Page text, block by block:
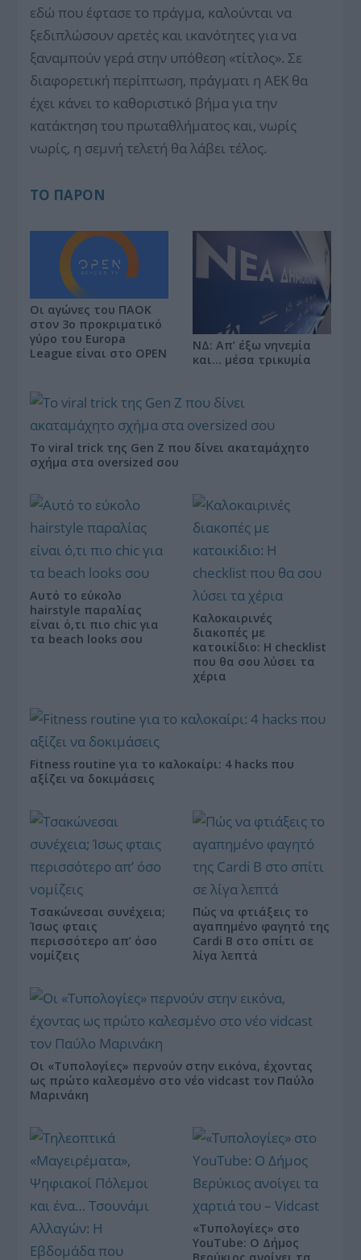
εδώ που έφτασε το πράγμα, καλούνται να
ξεδιπλώσουν αρετές και ικανότητες για να
ξαναμπούν γερά στην υπόθεση «τίτλος». Σε
διαφορετική περίπτωση, πράγματι η ΑΕΚ θα
έχει κάνει το καθοριστικό βήμα για την
κατάκτηση του πρωταθλήματος και, νωρίς
νωρίς, η σεμνή τελετή θα λάβει τέλος.
ΤΟ ΠΑΡΟΝ
Οι αγώνες του ΠΑΟΚ
στον 3ο προκριματικό
γύρο του Europa
League είναι στο OPEN
ΝΔ: Απ’ έξω νηνεμία
και… μέσα τρικυμία
Το viral trick της Gen Z που δίνει ακαταμάχητο
σχήμα στα oversized σου
Αυτό το εύκολο
hairstyle παραλίας
είναι ό,τι πιο chic για
τα beach looks σου
Καλοκαιρινές
διακοπές με
κατοικίδιο: Η checklist
που θα σου λύσει τα
χέρια
Fitness routine για το καλοκαίρι: 4 hacks που
αξίζει να δοκιμάσεις
Τσακώνεσαι συνέχεια;
Ίσως φταις
περισσότερο απ’ όσο
νομίζεις
Πώς να φτιάξεις το
αγαπημένο φαγητό της
Cardi B στο σπίτι σε
λίγα λεπτά
Οι «Τυπολογίες» περνούν στην εικόνα, έχοντας
ως πρώτο καλεσμένο στο νέο vidcast τον Παύλο
Μαρινάκη
«Τυπολογίες» στο
YouTube: Ο Δήμος